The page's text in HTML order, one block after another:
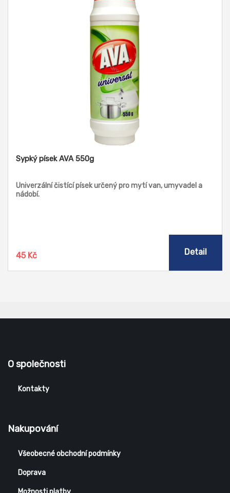
Sypký písek AVA 550g
Univerzální čistící písek určený pro mytí van, umyvadel a
nádobí.
45 Kč Detail
O společnosti
Kontakty
Nakupování
Všeobecné obchodní podmínky
Doprava